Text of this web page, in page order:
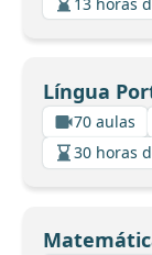
Língua
70 aulas
30 horas